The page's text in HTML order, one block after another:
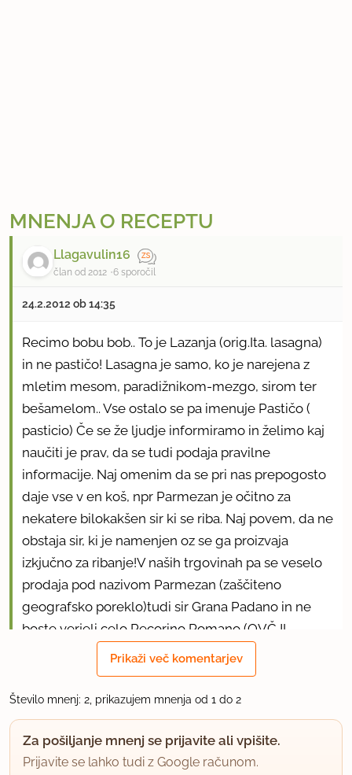
MNENJA O RECEPTU
Llagavulin16
član od 2012 6 sporočil
24.2.2012 ob 14:35
Recimo bobu bob.. To je Lazanja (orig.Ita. lasagna)
in ne pastičo! Lasagna je samo, ko je narejena z
mletim mesom, paradižnikom-mezgo, sirom ter
bešamelom.. Vse ostalo se pa imenuje Pastičo (
pasticio) Če se že ljudje informiramo in želimo kaj
naučiti je prav, da se tudi podaja pravilne
informacije. Naj omenim da se pri nas prepogosto
daje vse v en koš, npr Parmezan je očitno za
nekatere bilokakšen sir ki se riba. Naj povem, da ne
obstaja sir, ki je namenjen oz se ga proizvaja
izkjučno za ribanje!V naših trgovinah pa se veselo
prodaja pod nazivom Parmezan (zaščiteno
geografsko poreklo)tudi sir Grana Padano in ne
boste verjeli celo Pecorino Romano (OVČJI
SIR!!!)Neverjetno res.. Slovenceljni!
član od 2005 17907 sporočil
Prikaži več komentarjev
Število mnenj: 2, prikazujem mnenja od 1 do 2
Za pošiljanje mnenj se prijavite ali vpišite.
Prijavite se lahko tudi z Google računom.